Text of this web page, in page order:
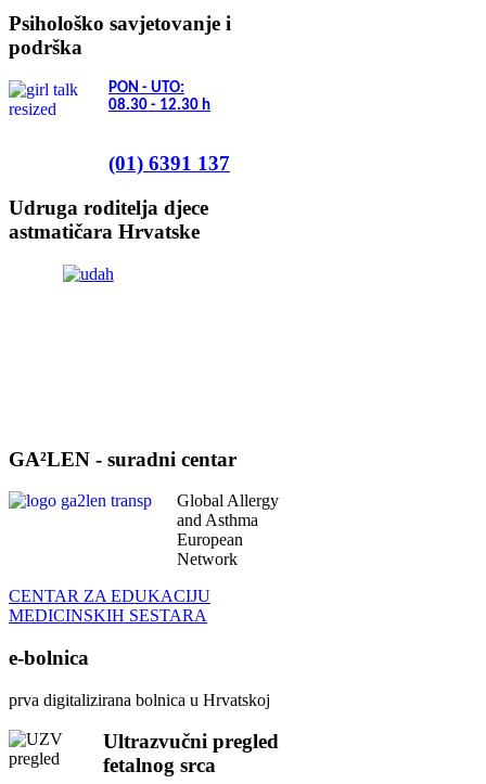
Psihološko savjetovanje i
podrška
PON - UTO:
08.30 - 12.30 h
(01) 6391 137
Udruga roditelja djece
astmatičara Hrvatske
GA²LEN - suradni centar
Global Allergy
and Asthma
European
Network
CENTAR ZA EDUKACIJU
MEDICINSKIH SESTARA
e-bolnica
prva digitalizirana bolnica u Hrvatskoj
Ultrazvučni pregled
fetalnog srca